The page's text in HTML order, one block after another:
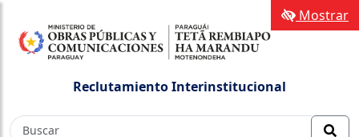
Reclutamiento Interinstitucional
Mostrar